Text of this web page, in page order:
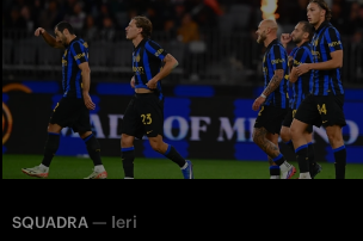
SQUADRA — Ieri